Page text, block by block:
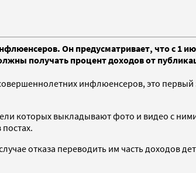
Он предусматривает, что с 1
получать процент доходов от
инфлюенсеров, это
которых выкладывают фото и видео с
отказа переводить им часть доходов